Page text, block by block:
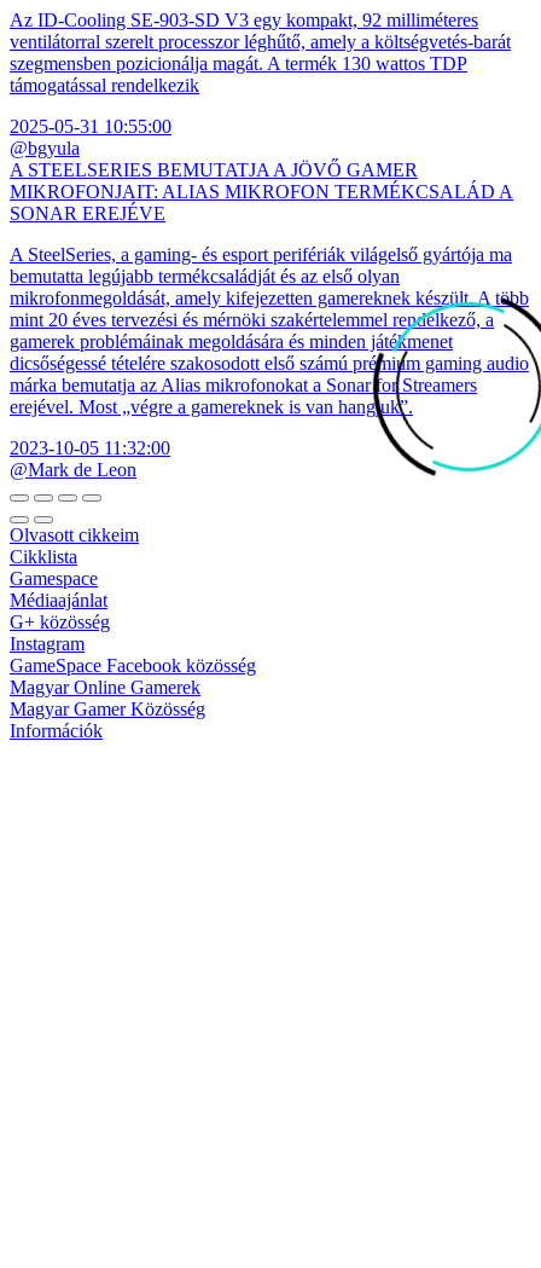
Az ID-Cooling SE-903-SD V3 egy kompakt, 92 milliméteres
ventilátorral szerelt processzor léghűtő, amely a költségvetés-barát
szegmensben pozicionálja magát. A termék 130 wattos TDP
támogatással rendelkezik
2025-05-31 10:55:00
@bgyula
A STEELSERIES BEMUTATJA A JÖVŐ GAMER
MIKROFONJAIT: ALIAS MIKROFON TERMÉKCSALÁD A
SONAR EREJÉVE
A SteelSeries, a gaming- és esport perifériák világelső gyártója ma
bemutatta legújabb termékcsaládját és az első olyan
mikrofonmegoldását, amely kifejezetten gamereknek készült. A több
mint 20 éves tervezési és mérnöki szakértelemmel rendelkező, a
gamerek problémáinak megoldására és minden játékmenet
dicsőségessé tételére szakosodott első számú prémium gaming audio
márka bemutatja az Alias mikrofonokat a Sonar for Streamers
erejével. Most „végre a gamereknek is van hangjuk”.
2023-10-05 11:32:00
@Mark de Leon
Olvasott cikkeim
Cikklista
Gamespace
Médiaajánlat
G+ közösség
Instagram
GameSpace Facebook közösség
Magyar Online Gamerek
Magyar Gamer Közösség
Információk